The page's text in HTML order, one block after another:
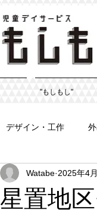
"もしもし"
デザイン・工作
星置地
Watabe 2025年4